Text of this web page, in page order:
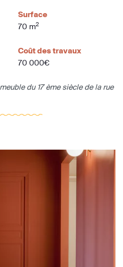
Surface
70 m2
Coût des travaux
70 000€
du 17 ème siècle de la rue